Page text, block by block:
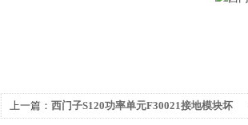
上一篇： 西门子S120功率单元F30021接地模块坏